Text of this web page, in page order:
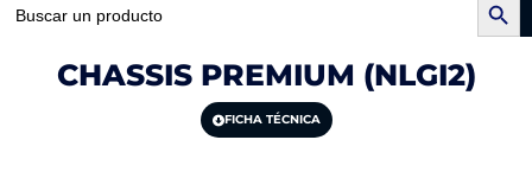
for:
CHASSIS PREMIUM (NLGI2)
FICHA TÉCNICA